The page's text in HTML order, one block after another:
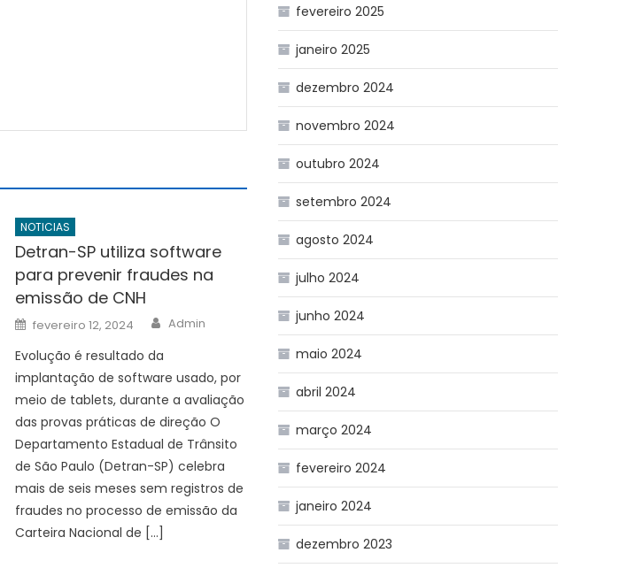
NOTICIAS
Detran-SP utiliza software
para prevenir fraudes na
emissão de CNH
Posted
on
fevereiro 12, 2024 Author
Admin
Evolução é resultado da
implantação de software usado, por
meio de tablets, durante a avaliação
das provas práticas de direção O
Departamento Estadual de Trânsito
de São Paulo (Detran-SP) celebra
mais de seis meses sem registros de
fraudes no processo de emissão da
Carteira Nacional de […]
fevereiro 2025
janeiro 2025
dezembro 2024
novembro 2024
outubro 2024
setembro 2024
agosto 2024
julho 2024
junho 2024
maio 2024
abril 2024
março 2024
fevereiro 2024
janeiro 2024
dezembro 2023